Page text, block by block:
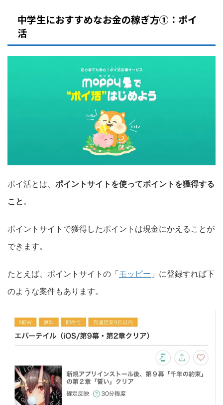
中学生におすすめなお金の稼ぎ方①：ポイ
活
ポイ活とは、 ポイントサイトを使ってポイントを獲得する
こと 。
ポイントサイトで獲得したポイントは現金にかえることが
できます。
たとえば、ポイントサイトの「モッピー 」に登録すれば下
のような案件もあります。